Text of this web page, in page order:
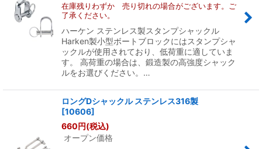
在庫残りわずか 売り切れの場合がございます。ご
了承ください。
ハーケン ステンレス製スタンプシャックル
Harken製小型ボートブロックにはスタンプシャ
ックルが使用されており、低荷重に適していま
す。 高荷重の場合は、鍛造製の高強度シャック
ルをお選びください。…
ロングDシャックル ステンレス316製
[10606]
660円(税込)
オープン価格